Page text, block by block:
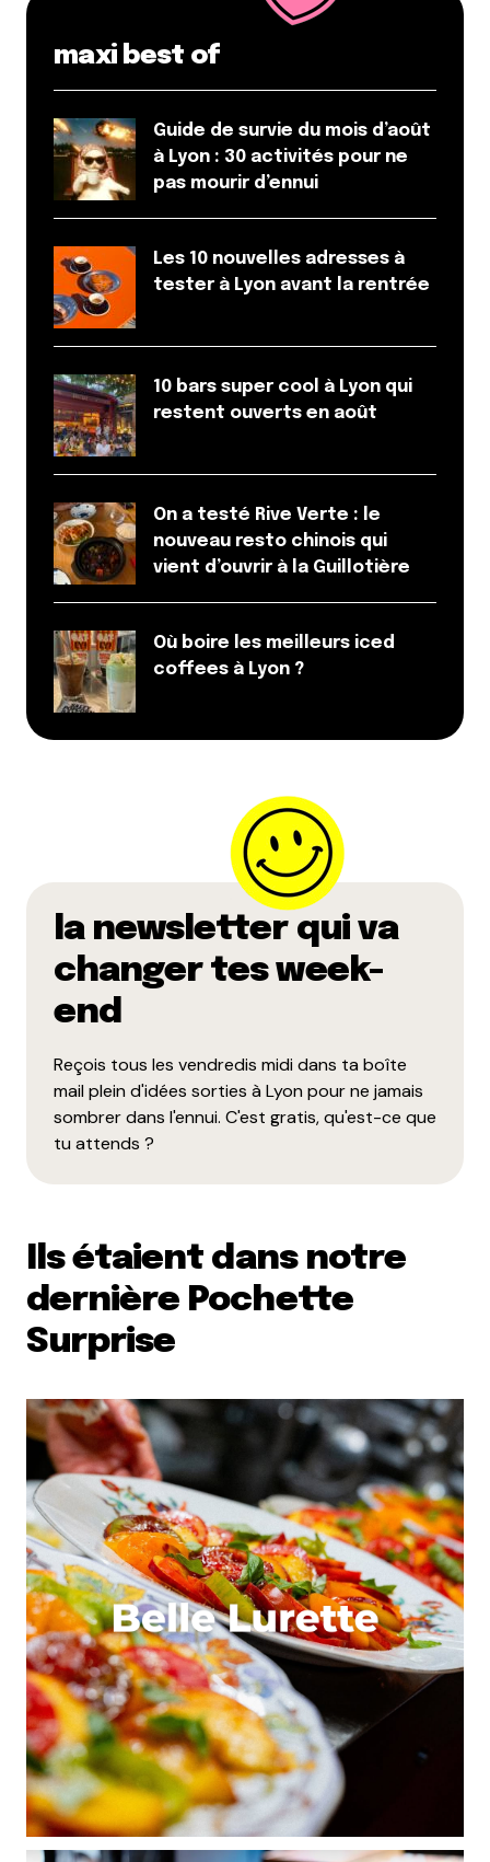
maxi best of
Guide de survie du mois d’août
à Lyon : 30 activités pour ne
pas mourir d’ennui
Les 10 nouvelles adresses à
tester à Lyon avant la rentrée
10 bars super cool à Lyon qui
restent ouverts en août
On a testé Rive Verte : le
nouveau resto chinois qui
vient d’ouvrir à la Guillotière
Où boire les meilleurs iced
coffees à Lyon ?
la newsletter qui va
changer tes week-
end
Reçois tous les vendredis midi dans ta boîte
mail plein d'idées sorties à Lyon pour ne jamais
sombrer dans l'ennui. C'est gratis, qu'est-ce que
tu attends ?
Ils étaient dans notre
dernière Pochette
Surprise